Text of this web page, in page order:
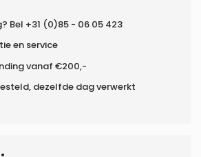
Bel +31 (0)85 - 06 05 423
en service
vanaf €200,-
dezelfde dag verwerkt